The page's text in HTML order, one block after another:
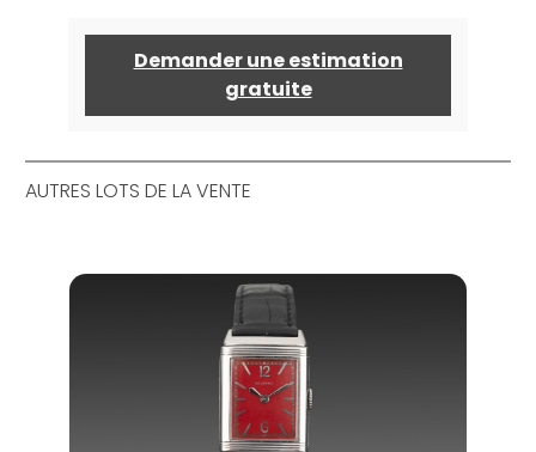
Demander une estimation
gratuite
AUTRES LOTS DE LA VENTE